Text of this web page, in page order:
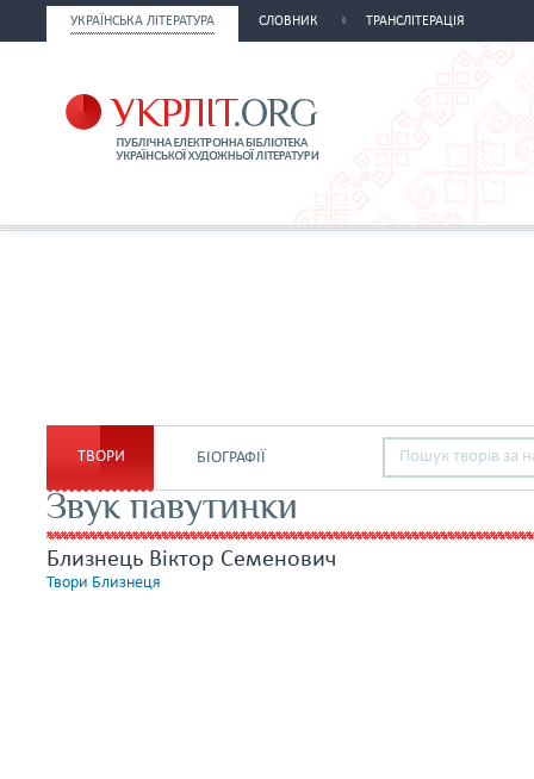
УКРАЇНСЬКА ЛІТЕРАТУРА СЛОВНИК ТРАНСЛІТЕРАЦІЯ
ТВОРИ БІОГРАФІЇ
Звук павутинки
Близнець Віктор Семенович
Твори Близнеця